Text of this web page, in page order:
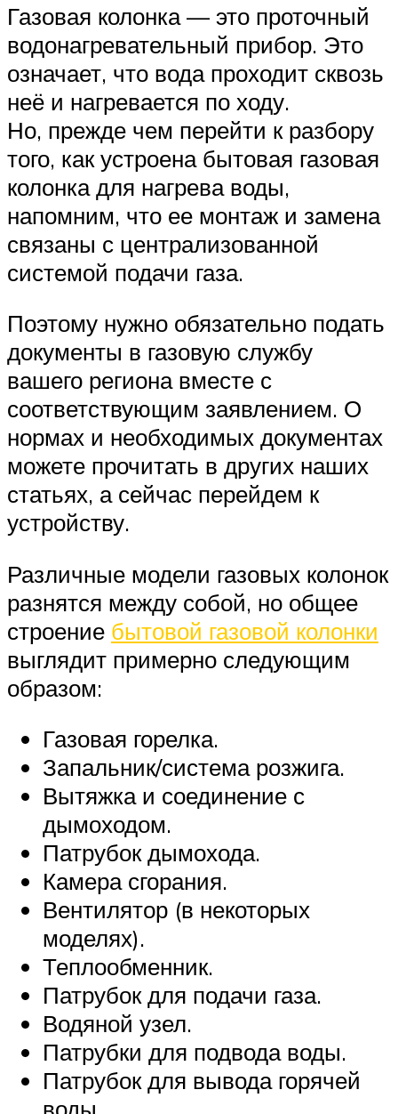
Газовая колонка — это проточный
водонагревательный прибор. Это
означает, что вода проходит сквозь
неё и нагревается по ходу.
Но, прежде чем перейти к разбору
того, как устроена бытовая газовая
колонка для нагрева воды,
напомним, что ее монтаж и замена
связаны с централизованной
системой подачи газа.
Поэтому нужно обязательно подать
документы в газовую службу
вашего региона вместе с
соответствующим заявлением. О
нормах и необходимых документах
можете прочитать в других наших
статьях, а сейчас перейдем к
устройству.
Различные модели газовых колонок
разнятся между собой, но общее
строение бытовой газовой колонки
выглядит примерно следующим
образом:
Газовая горелка.
Запальник/система розжига.
Вытяжка и соединение с
дымоходом.
Патрубок дымохода.
Камера сгорания.
Вентилятор (в некоторых
моделях).
Теплообменник.
Патрубок для подачи газа.
Водяной узел.
Патрубки для подвода воды.
Патрубок для вывода горячей